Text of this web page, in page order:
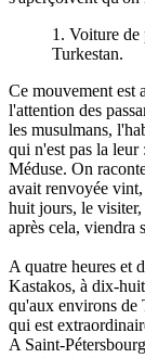
1. Voiture de
Turkestan.
Ce mouvement est
l'attention des
les musulmans,
qui n'est pas la
Méduse. On
avait renvoyée
huit jours, le
après cela, viendra
A quatre heures et
Kastakos, à dix-
qu'aux environs de
qui est
A Saint-